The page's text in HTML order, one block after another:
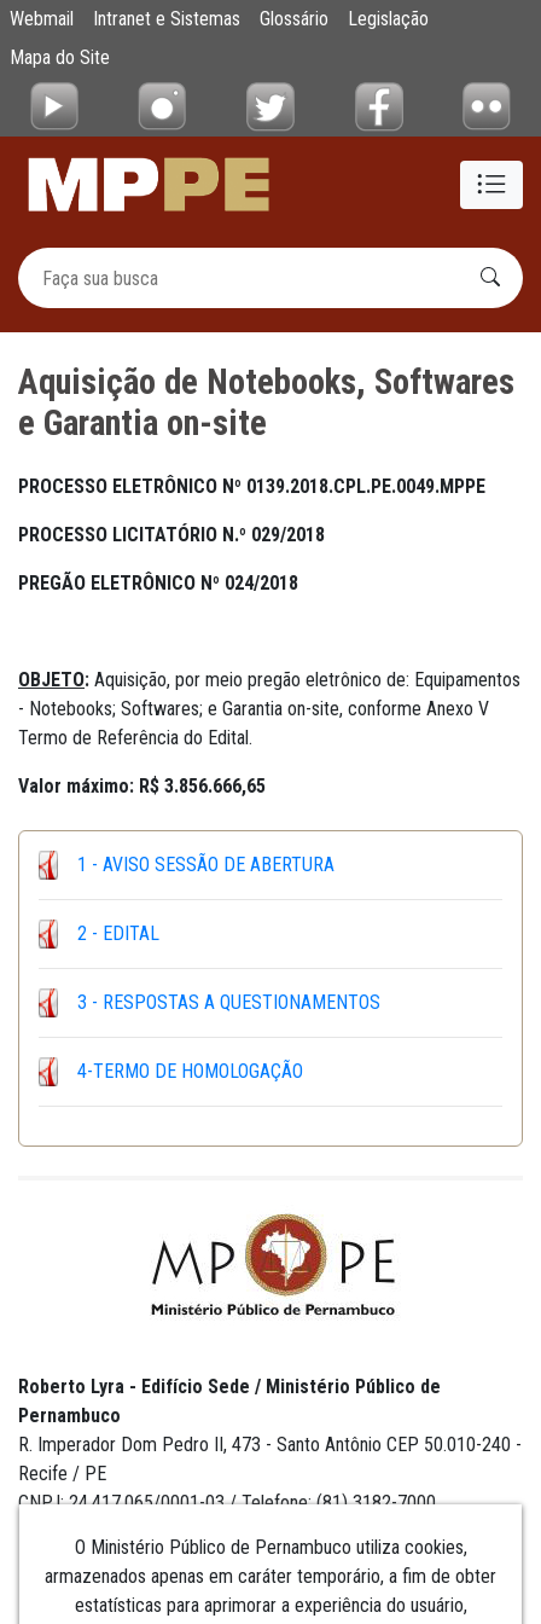
Pular para o Conteúdo principal
Aquisição de Notebooks, Softwares e
Webmail Intranet e Sistemas Glossário
Legislação
Mapa do Site
Aquisição de Notebooks, Softwares
e Garantia on-site
PROCESSO ELETRÔNICO Nº 0139.2018.CPL.PE.0049.MPPE
PROCESSO LICITATÓRIO N.º 029/2018
PREGÃO ELETRÔNICO Nº 024/2018
OBJETO: Aquisição, por meio pregão eletrônico de: Equipamentos
- Notebooks; Softwares; e Garantia on-site, conforme Anexo V
Termo de Referência do Edital.
Valor máximo: R$ 3.856.666,65
1 - AVISO SESSÃO DE ABERTURA
2 - EDITAL
3 - RESPOSTAS A QUESTIONAMENTOS
4-TERMO DE HOMOLOGAÇÃO
O Ministério Público de Pernambuco utiliza cookies,
armazenados apenas em caráter temporário, a fim de obter
estatísticas para aprimorar a experiência do usuário,
Roberto Lyra - Edifício Sede / Ministério Público de
Pernambuco
R. Imperador Dom Pedro II, 473 - Santo Antônio CEP 50.010-240 -
Recife / PE
CNPJ: 24.417.065/0001-03 / Telefone: (81) 3182-7000
Institucional